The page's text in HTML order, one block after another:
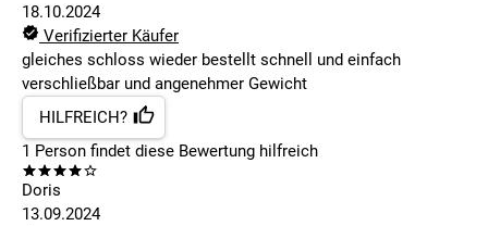
18.10.2024
Verifizierter Käufer
gleiches schloss wieder bestellt schnell und einfach
verschließbar und angenehmer Gewicht
HILFREICH?
1 Person findet diese Bewertung hilfreich
Doris
13.09.2024